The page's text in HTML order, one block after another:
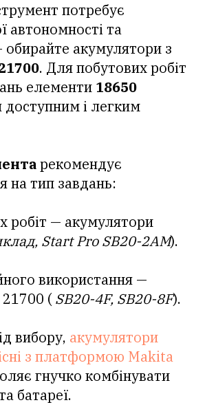
потребує
автономності та
акумулятори з
. Для побутових робіт
елементи 18650
і легким
рекомендує
на тип завдань:
робіт — акумулятори
Start Pro SB20-2АМ).
використання —
(SB20-4F, SB20-8F).
вибору, акумулятори
з платформою Makita
гнучко комбінувати
батареї.